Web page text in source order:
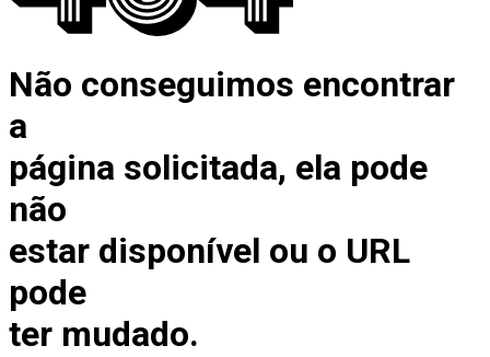
Não conseguimos encontrar
a
página solicitada, ela pode
não
estar disponível ou o URL
pode
ter mudado.